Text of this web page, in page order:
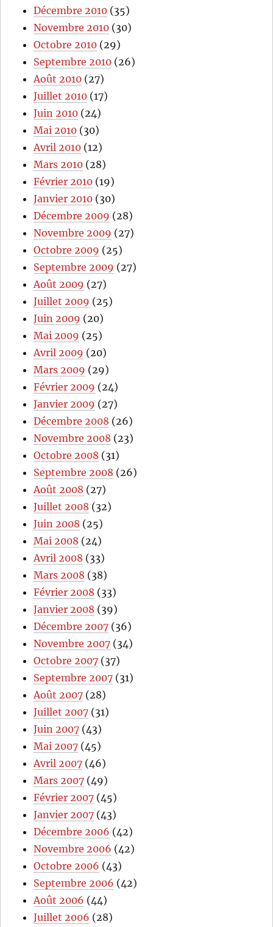
Décembre 2010 (35)
Novembre 2010 (30)
Octobre 2010 (29)
Septembre 2010 (26)
Août 2010 (27)
Juillet 2010 (17)
Juin 2010 (24)
Mai 2010 (30)
Avril 2010 (12)
Mars 2010 (28)
Février 2010 (19)
Janvier 2010 (30)
Décembre 2009 (28)
Novembre 2009 (27)
Octobre 2009 (25)
Septembre 2009 (27)
Août 2009 (27)
Juillet 2009 (25)
Juin 2009 (20)
Mai 2009 (25)
Avril 2009 (20)
Mars 2009 (29)
Février 2009 (24)
Janvier 2009 (27)
Décembre 2008 (26)
Novembre 2008 (23)
Octobre 2008 (31)
Septembre 2008 (26)
Août 2008 (27)
Juillet 2008 (32)
Juin 2008 (25)
Mai 2008 (24)
Avril 2008 (33)
Mars 2008 (38)
Février 2008 (33)
Janvier 2008 (39)
Décembre 2007 (36)
Novembre 2007 (34)
Octobre 2007 (37)
Septembre 2007 (31)
Août 2007 (28)
Juillet 2007 (31)
Juin 2007 (43)
Mai 2007 (45)
Avril 2007 (46)
Mars 2007 (49)
Février 2007 (45)
Janvier 2007 (43)
Décembre 2006 (42)
Novembre 2006 (42)
Octobre 2006 (43)
Septembre 2006 (42)
Août 2006 (44)
Juillet 2006 (28)